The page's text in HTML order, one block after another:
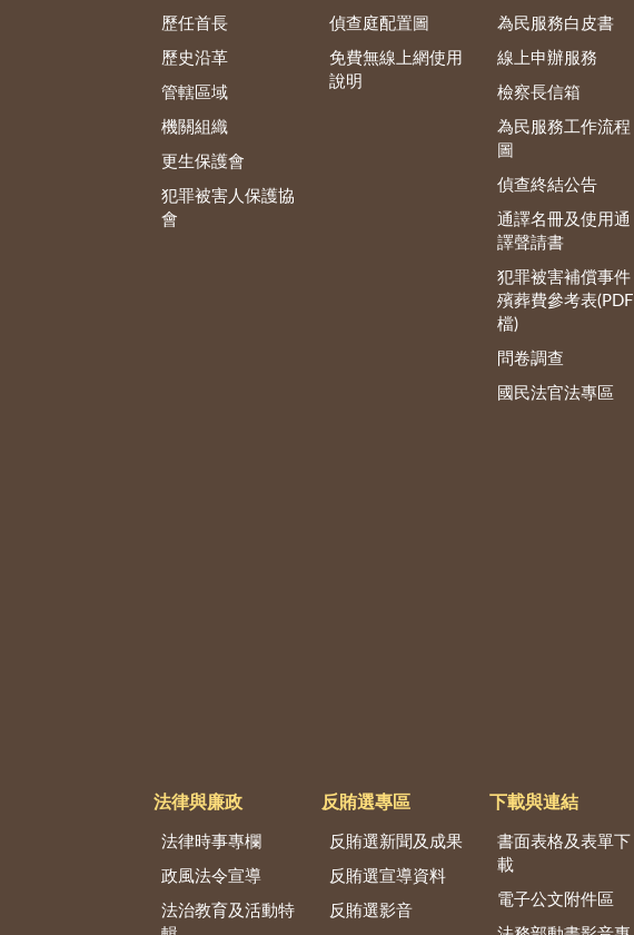
歷任首長
歷史沿革
管轄區域
機關組織
更生保護會
犯罪被害人保護協
會
偵查庭配置圖
免費無線上網使用
說明
為民服務白皮書
線上申辦服務
檢察長信箱
為民服務工作流程
圖
偵查終結公告
通譯名冊及使用通
譯聲請書
犯罪被害補償事件
殯葬費參考表(PDF
檔)
問卷調查
國民法官法專區
法律與廉政
法律時事專欄
政風法令宣導
法治教育及活動特
反賄選專區
反賄選新聞及成果
反賄選宣導資料
反賄選影音
下載與連結
書面表格及表單下
載
電子公文附件區